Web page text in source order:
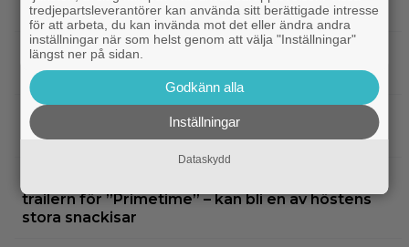
– ”The Dark Knight” på plats 3
Bioaktuellt|Elliot Page ”tappade andan” när han
läste manus till ”The Odyssey”
Trailers
Ny trailer till ”Ramayana” visar upp
nästa maffiga fantasyfilm från Indien
trailern för ”Primetime” – kan bli en av höstens
stora snackisar
tredjepartsleverantörer kan använda sitt berättigade intresse
för att arbeta, du kan invända mot det eller ändra andra
inställningar när som helst genom att välja "Inställningar"
längst ner på sidan.
Godkänn alla
Inställningar
Dataskydd